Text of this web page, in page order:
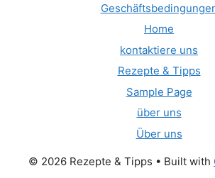
Home
kontaktiere uns
Rezepte & Tipps
Sample Page
über uns
Über uns
© 2026 Rezepte & Tipps • Built with